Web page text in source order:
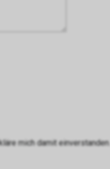
mich damit einverstanden.